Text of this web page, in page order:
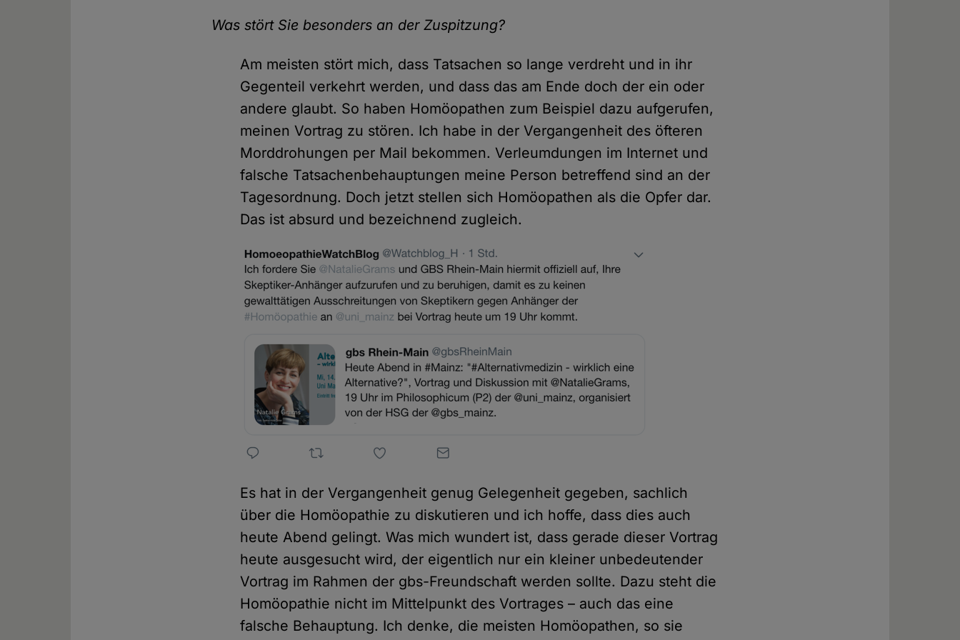
Was stört Sie besonders an der Zuspitzung?
Am meisten stört mich, dass Tatsachen so lange verdreht und in ihr
Gegenteil verkehrt werden, und dass das am Ende doch der ein oder
andere glaubt. So haben Homöopathen zum Beispiel dazu aufgerufen,
meinen Vortrag zu stören. Ich habe in der Vergangenheit des öfteren
Morddrohungen per Mail bekommen. Verleumdungen im Internet und
falsche Tatsachenbehauptungen meine Person betreffend sind an der
Tagesordnung. Doch jetzt stellen sich Homöopathen als die Opfer dar.
Das ist absurd und bezeichnend zugleich.
Es hat in der Vergangenheit genug Gelegenheit gegeben, sachlich
über die Homöopathie zu diskutieren und ich hoffe, dass dies auch
heute Abend gelingt. Was mich wundert ist, dass gerade dieser Vortrag
heute ausgesucht wird, der eigentlich nur ein kleiner unbedeutender
Vortrag im Rahmen der gbs-Freundschaft werden sollte. Dazu steht die
Homöopathie nicht im Mittelpunkt des Vortrages – auch das eine
falsche Behauptung. Ich denke, die meisten Homöopathen, so sie